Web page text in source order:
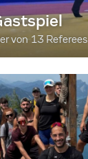
von 13 Referees